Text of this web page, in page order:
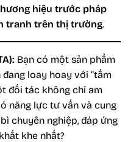
hiệu trước pháp
tranh trên thị trường.
Bạn có một sản phẩm
loay hoay với “tấm
đối tác không chỉ am
năng lực tư vấn và cung
chuyên nghiệp, đáp ứng
khe nhất?